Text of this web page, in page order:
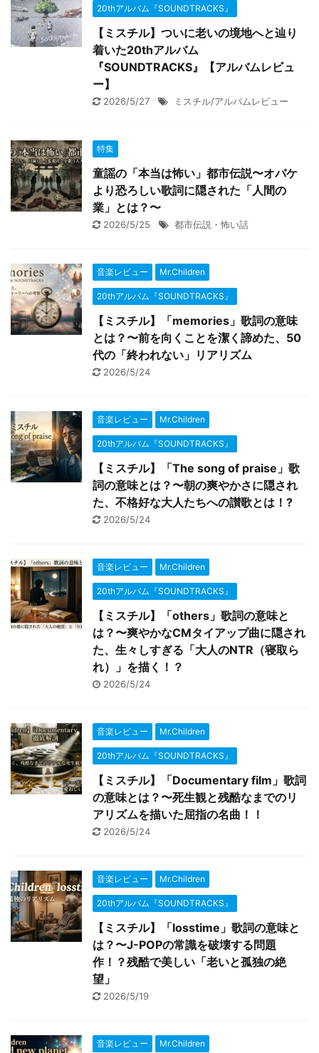
20thアルバム『SOUNDTRACKS』
【ミスチル】ついに老いの境地へと辿り
着いた20thアルバム
『SOUNDTRACKS』【アルバムレビュ
ー】
2026/5/27 ミスチル/アルバムレビュー
特集
童謡の「本当は怖い」都市伝説〜オバケ
より恐ろしい歌詞に隠された「人間の
業」とは？〜
2026/5/25 都市伝説・怖い話
音楽レビュー Mr.Children
20thアルバム『SOUNDTRACKS』
【ミスチル】「memories」歌詞の意味
とは？〜前を向くことを潔く諦めた、50
代の「終われない」リアリズム
2026/5/24
音楽レビュー Mr.Children
20thアルバム『SOUNDTRACKS』
【ミスチル】「The song of praise」歌
詞の意味とは？〜朝の爽やかさに隠され
た、不格好な大人たちへの讃歌とは！?
2026/5/24
音楽レビュー Mr.Children
20thアルバム『SOUNDTRACKS』
【ミスチル】「others」歌詞の意味と
は？〜爽やかなCMタイアップ曲に隠され
た、生々しすぎる「大人のNTR（寝取ら
れ）」を描く！？
2026/5/24
音楽レビュー Mr.Children
20thアルバム『SOUNDTRACKS』
【ミスチル】「Documentary film」歌詞
の意味とは？〜死生観と残酷なまでのリ
アリズムを描いた屈指の名曲！！
2026/5/24
音楽レビュー Mr.Children
20thアルバム『SOUNDTRACKS』
【ミスチル】「losstime」歌詞の意味と
は？〜J-POPの常識を破壊する問題
作！？残酷で美しい「老いと孤独の絶
望」
2026/5/19
音楽レビュー Mr.Children